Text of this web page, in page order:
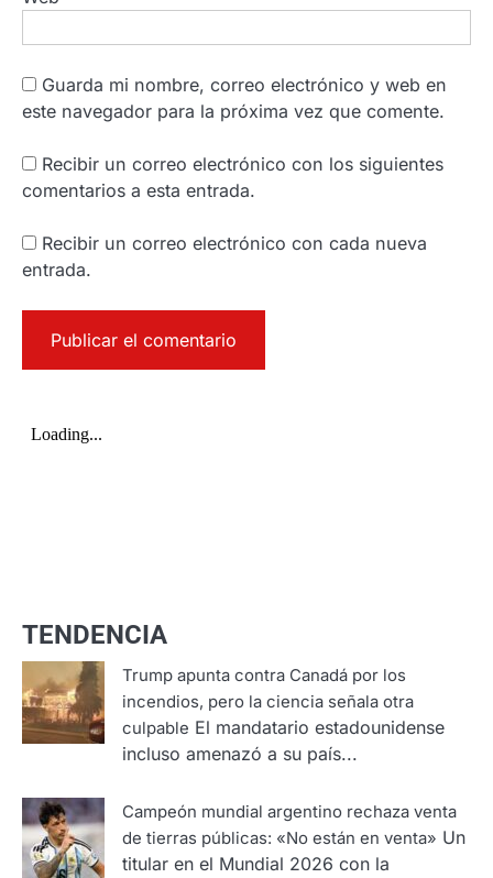
Guarda mi nombre, correo electrónico y web en
este navegador para la próxima vez que comente.
Recibir un correo electrónico con los siguientes
comentarios a esta entrada.
Recibir un correo electrónico con cada nueva
entrada.
TENDENCIA
Trump apunta contra Canadá por los
incendios, pero la ciencia señala otra
culpable El mandatario estadounidense
incluso amenazó a su país...
Campeón mundial argentino rechaza venta
de tierras públicas: «No están en venta» Un
titular en el Mundial 2026 con la